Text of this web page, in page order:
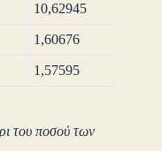
10,62945
1,60676
1,57595
του ποσού των